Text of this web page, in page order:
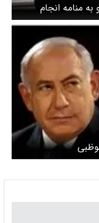
منامه انجام